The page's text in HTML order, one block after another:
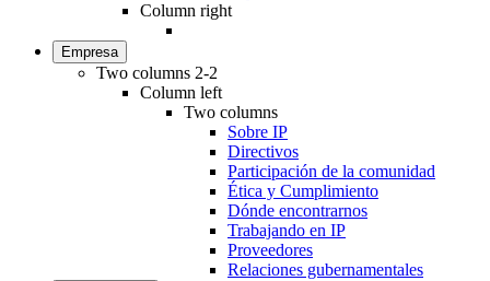
Column right
Empresa
Two columns 2-2
Column left
Two columns
Sobre IP
Directivos
Participación de la comunidad
Ética y Cumplimiento
Dónde encontrarnos
Trabajando en IP
Proveedores
Relaciones gubernamentales